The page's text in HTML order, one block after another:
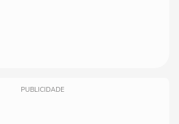
PUBLICIDADE